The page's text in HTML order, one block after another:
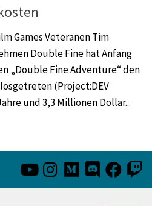
Games Veteranen Tim
Double Fine hat Anfang
„Double Fine Adventure“ den
(Project:DEV
und 3,3 Millionen Dollar...